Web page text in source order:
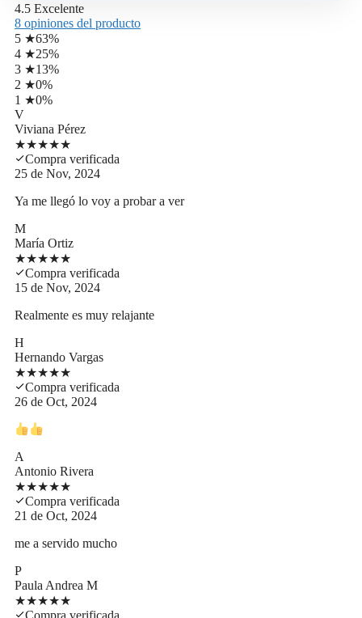
4.5 Excelente
8 opiniones del producto
5 ★63%
4 ★25%
3 ★13%
2 ★0%
1 ★0%
V
Viviana Pérez
★★★★★
Compra verificada
25 de Nov, 2024
Ya me llegó lo voy a probar a ver
M
María Ortiz
★★★★★
Compra verificada
15 de Nov, 2024
Realmente es muy relajante
H
Hernando Vargas
★★★★★
Compra verificada
26 de Oct, 2024
A
Antonio Rivera
★★★★★
Compra verificada
21 de Oct, 2024
me a servido mucho
P
Paula Andrea M
★★★★★